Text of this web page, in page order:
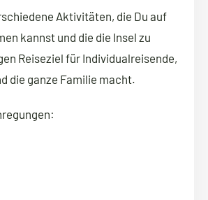
Aktivitäten, die Du auf
kannst und die die Insel zu
Reiseziel für Individualreisende,
die ganze Familie macht.